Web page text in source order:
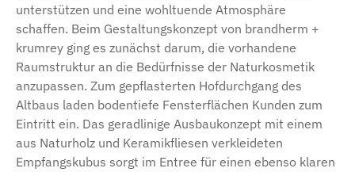
unterstützen und eine wohltuende Atmosphäre
schaffen. Beim Gestaltungskonzept von brandherm +
krumrey ging es zunächst darum, die vorhandene
Raumstruktur an die Bedürfnisse der Naturkosmetik
anzupassen. Zum gepflasterten Hofdurchgang des
Altbaus laden bodentiefe Fensterflächen Kunden zum
Eintritt ein. Das geradlinige Ausbaukonzept mit einem
aus Naturholz und Keramikfliesen verkleideten
Empfangskubus sorgt im Entree für einen ebenso klaren